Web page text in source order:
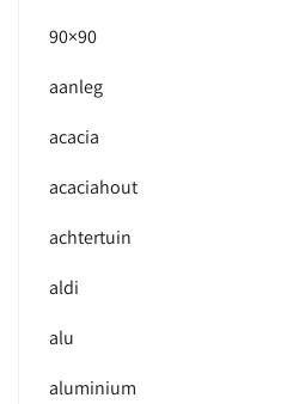
90×90
aanleg
acacia
acaciahout
achtertuin
aldi
alu
aluminium